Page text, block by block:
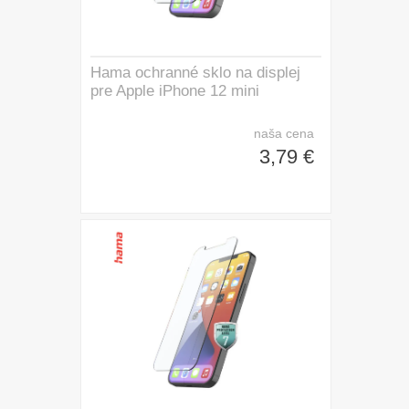
Hama ochranné sklo na displej
pre Apple iPhone 12 mini
naša cena
3,79 €